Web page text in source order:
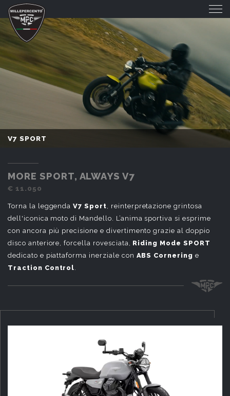
V7 SPORT
V7 SPORT
MORE SPORT, ALWAYS V7
€ 11.050
Torna la leggenda V7 Sport, reinterpretazione grintosa
dell'iconica moto di Mandello. L’anima sportiva si esprime
con ancora più precisione e divertimento grazie al doppio
disco anteriore, forcella rovesciata, Riding Mode SPORT
dedicato e piattaforma inerziale con ABS Cornering e
Traction Control.